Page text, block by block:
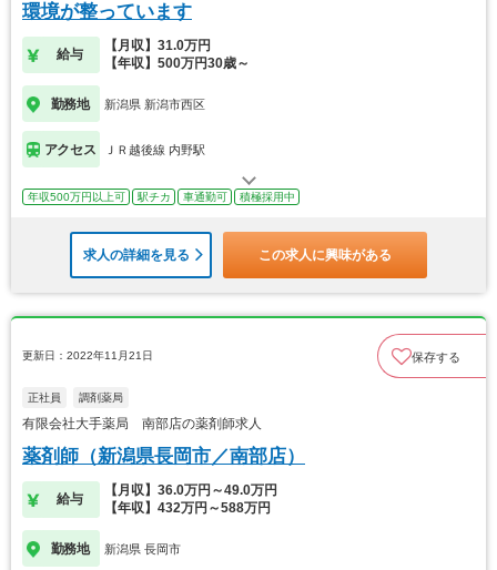
環境が整っています
給与
【月収】31.0万円
【年収】500万円30歳～
勤務地 新潟県 新潟市西区
アクセス ＪＲ越後線 内野駅
年収500万円以上可 駅チカ 車通勤可 積極採用中
求人の詳細を見る この求人に興味がある
更新日：2022年11月21日 保存する
正社員 調剤薬局
有限会社大手薬局 南部店の薬剤師求人
薬剤師（新潟県長岡市／南部店）
給与
【月収】36.0万円～49.0万円
【年収】432万円～588万円
勤務地 新潟県 長岡市